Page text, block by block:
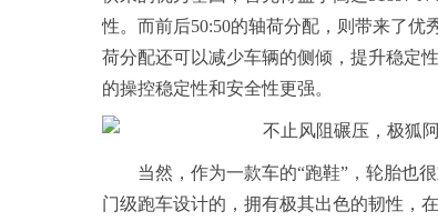
性。而前后50:50的轴荷分配，则带来了
荷分配还可以减少车辆的侧倾，提升稳定
的操控稳定性和安全性更强。
当然，作为一款车的“跑鞋”，轮胎也
门级跑车设计的，拥有极其出色的韧性，